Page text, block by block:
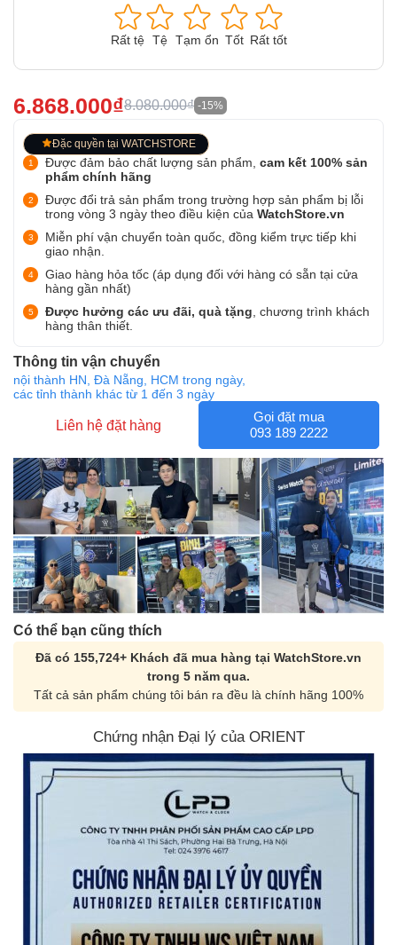
Rất tệ Tệ Tạm ổn Tốt Rất tốt
6.868.000₫8.080.000₫ -15%
Đặc quyền tại WATCHSTORE
Được đảm bảo chất lượng sản phẩm, cam kết 100% sản
phẩm chính hãng
Được đổi trả sản phẩm trong trường hợp sản phẩm bị lỗi
trong vòng 3 ngày theo điều kiện của WatchStore.vn
Miễn phí vận chuyển toàn quốc, đồng kiểm trực tiếp khi
giao nhận.
Giao hàng hỏa tốc (áp dụng đối với hàng có sẵn tại cửa
hàng gần nhất)
Được hưởng các ưu đãi, quà tặng , chương trình khách
hàng thân thiết.
Thông tin vận chuyển
nội thành HN, Đà Nẵng, HCM trong ngày,
các tỉnh thành khác từ 1 đến 3 ngày
Liên hệ đặt hàng
Gọi đặt mua
093 189 2222
Có thể bạn cũng thích
Đã có 155,724+ Khách đã mua hàng tại WatchStore.vn
trong 5 năm qua.
Tất cả sản phẩm chúng tôi bán ra đều là chính hãng 100%
Chứng nhận Đại lý của ORIENT